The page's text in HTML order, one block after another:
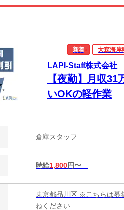
新着 大森海岸
LAPI-Staff株式会社
【夜勤】月収
いOKの軽作業
倉庫スタッフ
時給1,800円〜
東京都品川区 ※こちらは募
ねください